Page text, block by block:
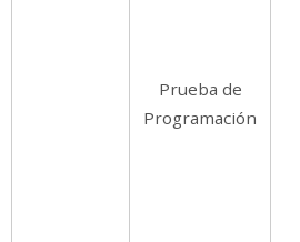
Prueba de
Programación